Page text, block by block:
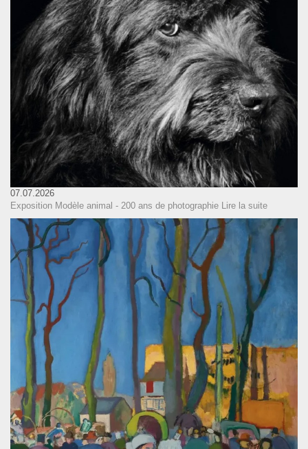
07.07.2026
Exposition Modèle animal - 200 ans de photographie
Lire la suite